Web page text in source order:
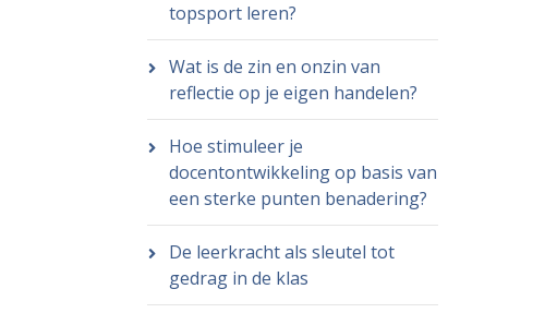
topsport leren?
Wat is de zin en onzin van
reflectie op je eigen handelen?
Hoe stimuleer je
docentontwikkeling op basis van
een sterke punten benadering?
De leerkracht als sleutel tot
gedrag in de klas